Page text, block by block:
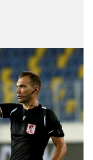
ve sitemizde
ilgili bilgi